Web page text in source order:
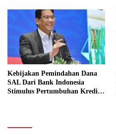
Kebijakan Pemindahan Dana
SAL Dari Bank Indonesia
Stimulus Pertumbuhan Kredit